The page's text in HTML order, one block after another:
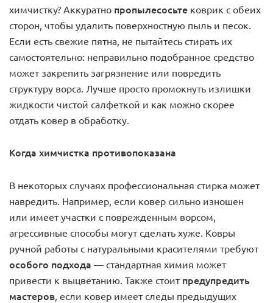
химчистку? Аккуратно пропылесосьте коврик с обеих
сторон, чтобы удалить поверхностную пыль и песок.
Если есть свежие пятна, не пытайтесь стирать их
самостоятельно: неправильно подобранное средство
может закрепить загрязнение или повредить
структуру ворса. Лучше просто промокнуть излишки
жидкости чистой салфеткой и как можно скорее
отдать ковер в обработку.
Когда химчистка противопоказана
В некоторых случаях профессиональная стирка может
навредить. Например, если ковер сильно изношен
или имеет участки с поврежденным ворсом,
агрессивные способы могут сделать хуже. Ковры
ручной работы с натуральными красителями требуют
особого подхода — стандартная химия может
привести к выцветанию. Также стоит предупредить
мастеров , если ковер имеет следы предыдущих